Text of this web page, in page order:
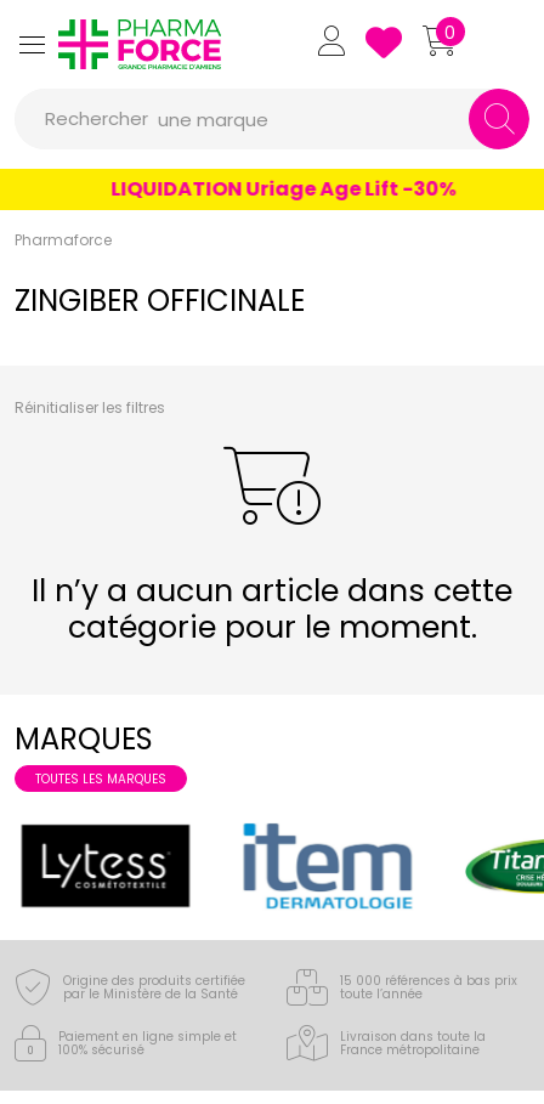
Pharmaforce Grande Pharmacie
0
Rechercher
un conseil
un produit
une marque
LIQUIDATION Uriage Age Lift -30%
Pharmaforce
ZINGIBER OFFICINALE
Réinitialiser les filtres
Il n’y a aucun article dans cette
catégorie pour le moment.
MARQUES
TOUTES LES MARQUES
Origine des produits certifiée
par le Ministère de la Santé
15 000 références à bas prix
toute l’année
Paiement en ligne simple et
100% sécurisé
Livraison dans toute la
France métropolitaine